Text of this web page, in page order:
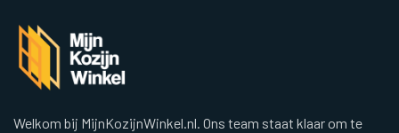
Welkom bij MijnKozijnWinkel.nl. Ons team staat klaar om te